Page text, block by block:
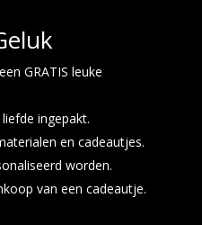
GRATIS leuke
ingepakt.
en cadeautjes.
worden.
van een cadeautje.